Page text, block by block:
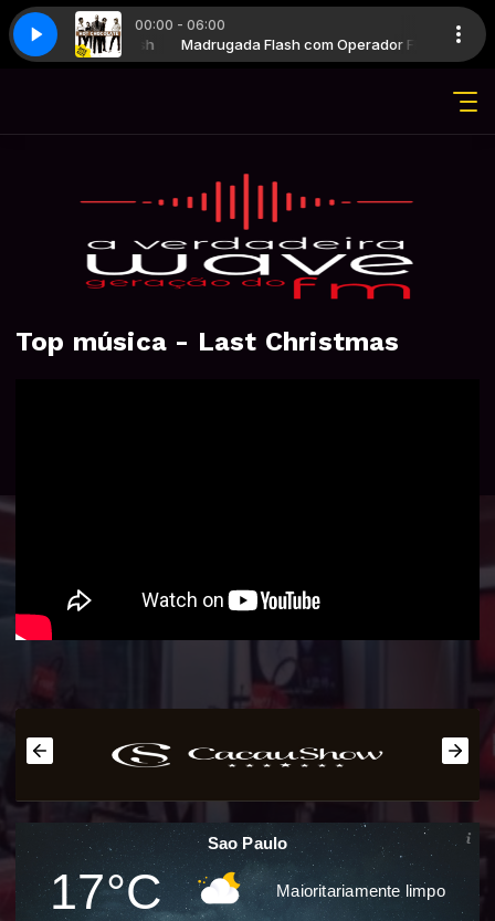
00:00 - 06:00
Operador Flash Madrugada Flash com Operador Flash
With A Kiss Hot Chocolate - It Started With A Kiss
Top música - Last Christmas
Sao Paulo
17°C Maioritariamente limpo